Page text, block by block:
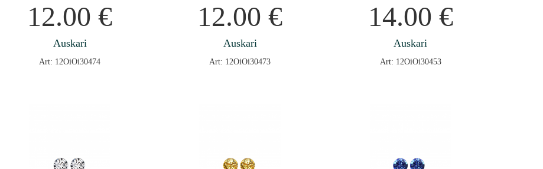
12.00€
Auskari
Art: 12OiOi30474
12.00€
Auskari
Art: 12OiOi30473
14.00 €
Auskari
Art: 12OiOi30453